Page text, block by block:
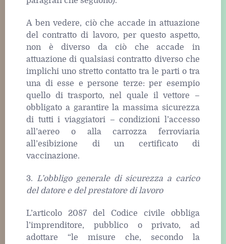
A ben vedere, ciò che accade in attuazione
del contratto di lavoro, per questo aspetto,
non è diverso da ciò che accade in
attuazione di qualsiasi contratto diverso che
implichi uno stretto contatto tra le parti o tra
una di esse e persone terze: per esempio
quello di trasporto, nel quale il vettore –
obbligato a garantire la massima sicurezza
di tutti i viaggiatori – condizioni l’accesso
all’aereo o alla carrozza ferroviaria
all’esibizione di un certificato di
vaccinazione.
3. L’obbligo generale di sicurezza a carico
del datore e del prestatore di lavoro
L’articolo 2087 del Codice civile obbliga
l’imprenditore, pubblico o privato, ad
adottare “le misure che, secondo la